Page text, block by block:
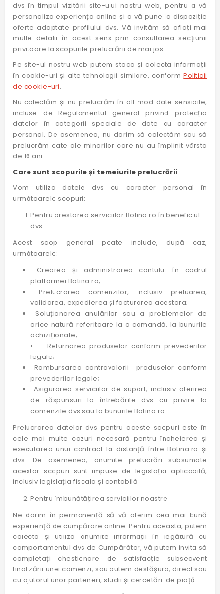
dvs în timpul vizitării site-ului nostru web, pentru a vă
personaliza experiența online și a vă pune la dispoziție
oferte adaptate profilului dvs. Vă invităm să aflați mai
multe detalii în acest sens prin consultarea secțiunii
privitoare la scopurile prelucrării de mai jos.
Pe site-ul nostru web putem stoca și colecta informații
în cookie-uri și alte tehnologii similare, conformPoliticii
de cookie-uri.
Nu colectăm și nu prelucrăm în alt mod date sensibile,
incluse de Regulamentul general privind protecția
datelor în categorii speciale de date cu caracter
personal. De asemenea, nu dorim să colectăm sau să
prelucrăm date ale minorilor care nu au împlinit vârsta
de 16 ani.
Care sunt scopurile și temeiurile prelucrării
Vom utiliza datele dvs cu caracter personal în
următoarele scopuri:
Pentru prestarea serviciilor Botina.ro în beneficiul
dvs
Acest scop general poate include, după caz,
următoarele:
Crearea și administrarea contului în cadrul
platformei Botina.ro;
Prelucrarea comenzilor, inclusiv preluarea,
validarea, expedierea și facturarea acestora;
Soluționarea anulărilor sau a problemelor de
orice natură referitoare la o comandă, la bunurile
achiziționate;
• Returnarea produselor conform prevederilor
legale;
Rambursarea contravalorii produselor conform
prevederilor legale;
Asigurarea serviciilor de suport, inclusiv oferirea
de răspunsuri la întrebările dvs cu privire la
comenzile dvs sau la bunurile Botina.ro.
Prelucrarea datelor dvs pentru aceste scopuri este în
cele mai multe cazuri necesară pentru încheierea și
executarea unui contract la distanță între Botina.ro și
dvs. De asemenea, anumite prelucrări subsumate
acestor scopuri sunt impuse de legislația aplicabilă,
inclusiv legislația fiscala și contabilă.
Pentru îmbunătățirea serviciilor noastre
Ne dorim în permanență să vă oferim cea mai bună
experiență de cumpărare online. Pentru aceasta, putem
colecta și utiliza anumite informații în legătură cu
comportamentul dvs de Cumpărător, vă putem invita să
completați chestionare de satisfacție subsecvent
finalizării unei comenzi, sau putem desfășura, direct sau
cu ajutorul unor parteneri, studii și cercetări de piață.